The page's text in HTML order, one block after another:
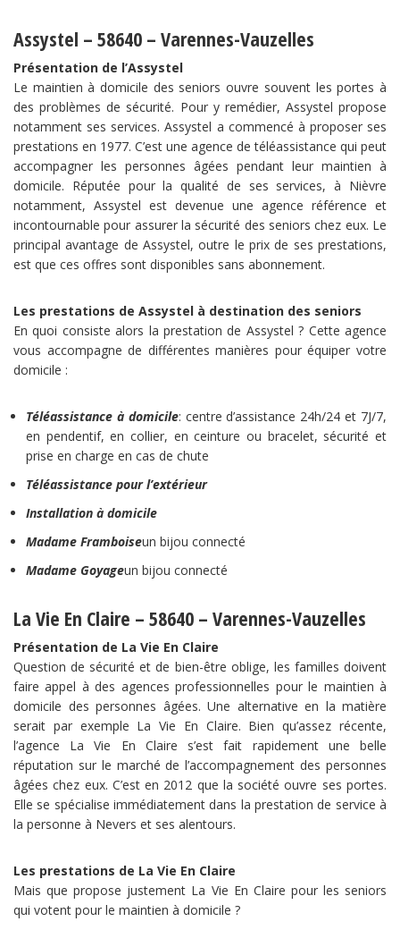
Assystel – 58640 – Varennes-Vauzelles
Présentation de l’Assystel
Le maintien à domicile des seniors ouvre souvent les portes à
des problèmes de sécurité. Pour y remédier, Assystel propose
notamment ses services. Assystel a commencé à proposer ses
prestations en 1977. C’est une agence de téléassistance qui peut
accompagner les personnes âgées pendant leur maintien à
domicile. Réputée pour la qualité de ses services, à Nièvre
notamment, Assystel est devenue une agence référence et
incontournable pour assurer la sécurité des seniors chez eux. Le
principal avantage de Assystel, outre le prix de ses prestations,
est que ces offres sont disponibles sans abonnement.
Les prestations de Assystel à destination des seniors
En quoi consiste alors la prestation de Assystel ? Cette agence
vous accompagne de différentes manières pour équiper votre
domicile :
Téléassistance à domicile: centre d’assistance 24h/24 et 7J/7,
en pendentif, en collier, en ceinture ou bracelet, sécurité et
prise en charge en cas de chute
Téléassistance pour l’extérieur
Installation à domicile
Madame Framboiseun bijou connecté
Madame Goyageun bijou connecté
La Vie En Claire – 58640 – Varennes-Vauzelles
Présentation de La Vie En Claire
Question de sécurité et de bien-être oblige, les familles doivent
faire appel à des agences professionnelles pour le maintien à
domicile des personnes âgées. Une alternative en la matière
serait par exemple La Vie En Claire. Bien qu’assez récente,
l’agence La Vie En Claire s’est fait rapidement une belle
réputation sur le marché de l’accompagnement des personnes
âgées chez eux. C’est en 2012 que la société ouvre ses portes.
Elle se spécialise immédiatement dans la prestation de service à
la personne à Nevers et ses alentours.
Les prestations de La Vie En Claire
Mais que propose justement La Vie En Claire pour les seniors
qui votent pour le maintien à domicile ?